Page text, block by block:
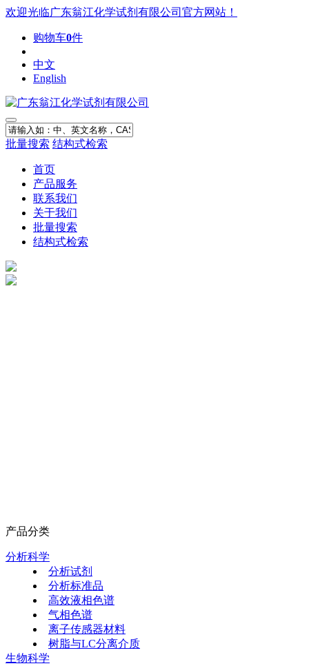
欢迎光临广东翁江化学试剂有限公司官方网站！
购物车0件
中文
English
批量搜索 结构式检索
首页
产品服务
联系我们
关于我们
批量搜索
结构式检索
产品分类
分析科学
分析试剂
分析标准品
高效液相色谱
气相色谱
离子传感器材料
树脂与LC分离介质
生物科学